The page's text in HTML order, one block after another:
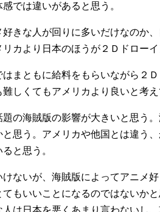
では違いがあると思う。
きな人が回りに多いだけなのか
カより日本のほうが２Ｄドローイ
はまともに給料をもらいながら２
難しくてもアメリカより良いと考
題の海賊版の影響が大きいと思う
と思う。アメリカや他国とは違う
と思う。
けないが、海賊版によってアニメ
てもいいことになるのではないか